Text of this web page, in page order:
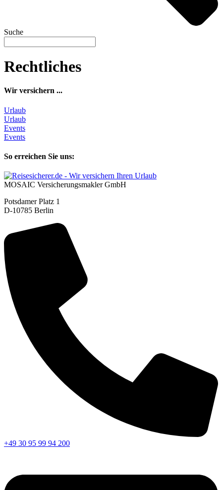
Suche
Rechtliches
Wir versichern ...
Urlaub
Urlaub
Events
Events
So erreichen Sie uns:
MOSAIC Versicherungsmakler GmbH
Potsdamer Platz 1
D-10785 Berlin
+49 30 95 99 94 200